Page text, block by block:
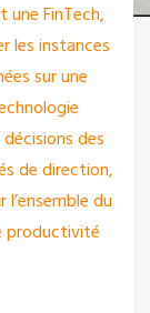
FinTech,
les instances
sur une
des
de direction,
du
productivité